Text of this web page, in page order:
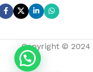
Copyright © 2024
Jaxon
Gummy
İntensa
Soft